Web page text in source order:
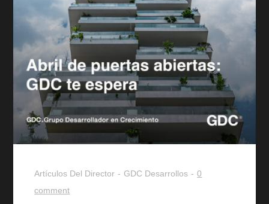
Artículos Del Director GDC Desarrollos
0
comment